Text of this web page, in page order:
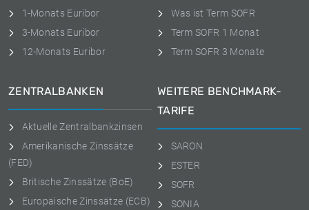
1-Monats Euribor
3-Monats Euribor
12-Monats Euribor
Was ist Term SOFR
Term SOFR 1 Monat
Term SOFR 3 Monate
ZENTRALBANKEN
Aktuelle Zentralbankzinsen
Amerikanische Zinssätze
(FED)
Britische Zinssätze (BoE)
Europäische Zinssätze (ECB)
WEITERE BENCHMARK-
TARIFE
SARON
ESTER
SOFR
SONIA